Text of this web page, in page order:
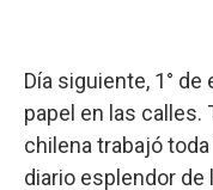
Día siguiente, 1°
papel en las calles.
chilena trabajó
diario esplendor de